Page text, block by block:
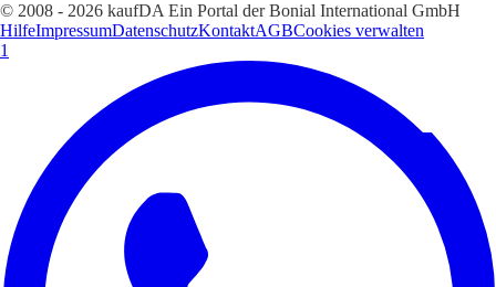
© 2008 - 2026 kaufDA Ein Portal der Bonial International GmbH
HilfeImpressumDatenschutzKontaktAGBCookies verwalten
1